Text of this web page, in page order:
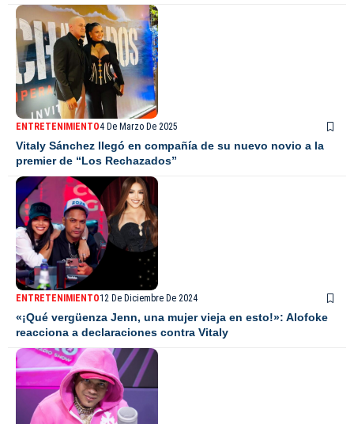
ENTRETENIMIENTO4 De Marzo De 2025
Vitaly Sánchez llegó en compañía de su nuevo novio a la
premier de “Los Rechazados”
ENTRETENIMIENTO12 De Diciembre De 2024
«¡Qué vergüenza Jenn, una mujer vieja en esto!»: Alofoke
reacciona a declaraciones contra Vitaly